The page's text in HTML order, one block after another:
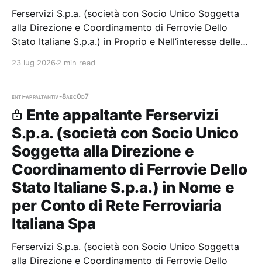
Ferservizi S.p.a. (società con Socio Unico Soggetta
alla Direzione e Coordinamento di Ferrovie Dello
Stato Italiane S.p.a.) in Proprio e Nell’interesse delle
partecipazioni.
23 lug 2026 2 min read
enti-appaltantiv-8aec0d7
Ente appaltante Ferservizi
S.p.a. (società con Socio Unico
Soggetta alla Direzione e
Coordinamento di Ferrovie Dello
Stato Italiane S.p.a.) in Nome e
per Conto di Rete Ferroviaria
Italiana Spa
Ferservizi S.p.a. (società con Socio Unico Soggetta
alla Direzione e Coordinamento di Ferrovie Dello